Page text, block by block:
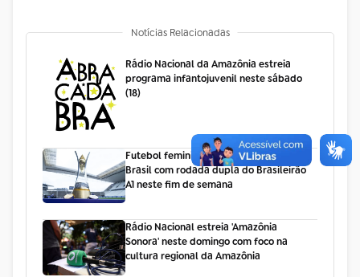
Notícias Relacionadas
Rádio Nacional da Amazônia estreia
programa infantojuvenil neste sábado
(18)
Futebol feminino volta à tela da TV
Brasil com rodada dupla do Brasileirão
A1 neste fim de semana
Rádio Nacional estreia 'Amazônia
Sonora' neste domingo com foco na
cultura regional da Amazônia